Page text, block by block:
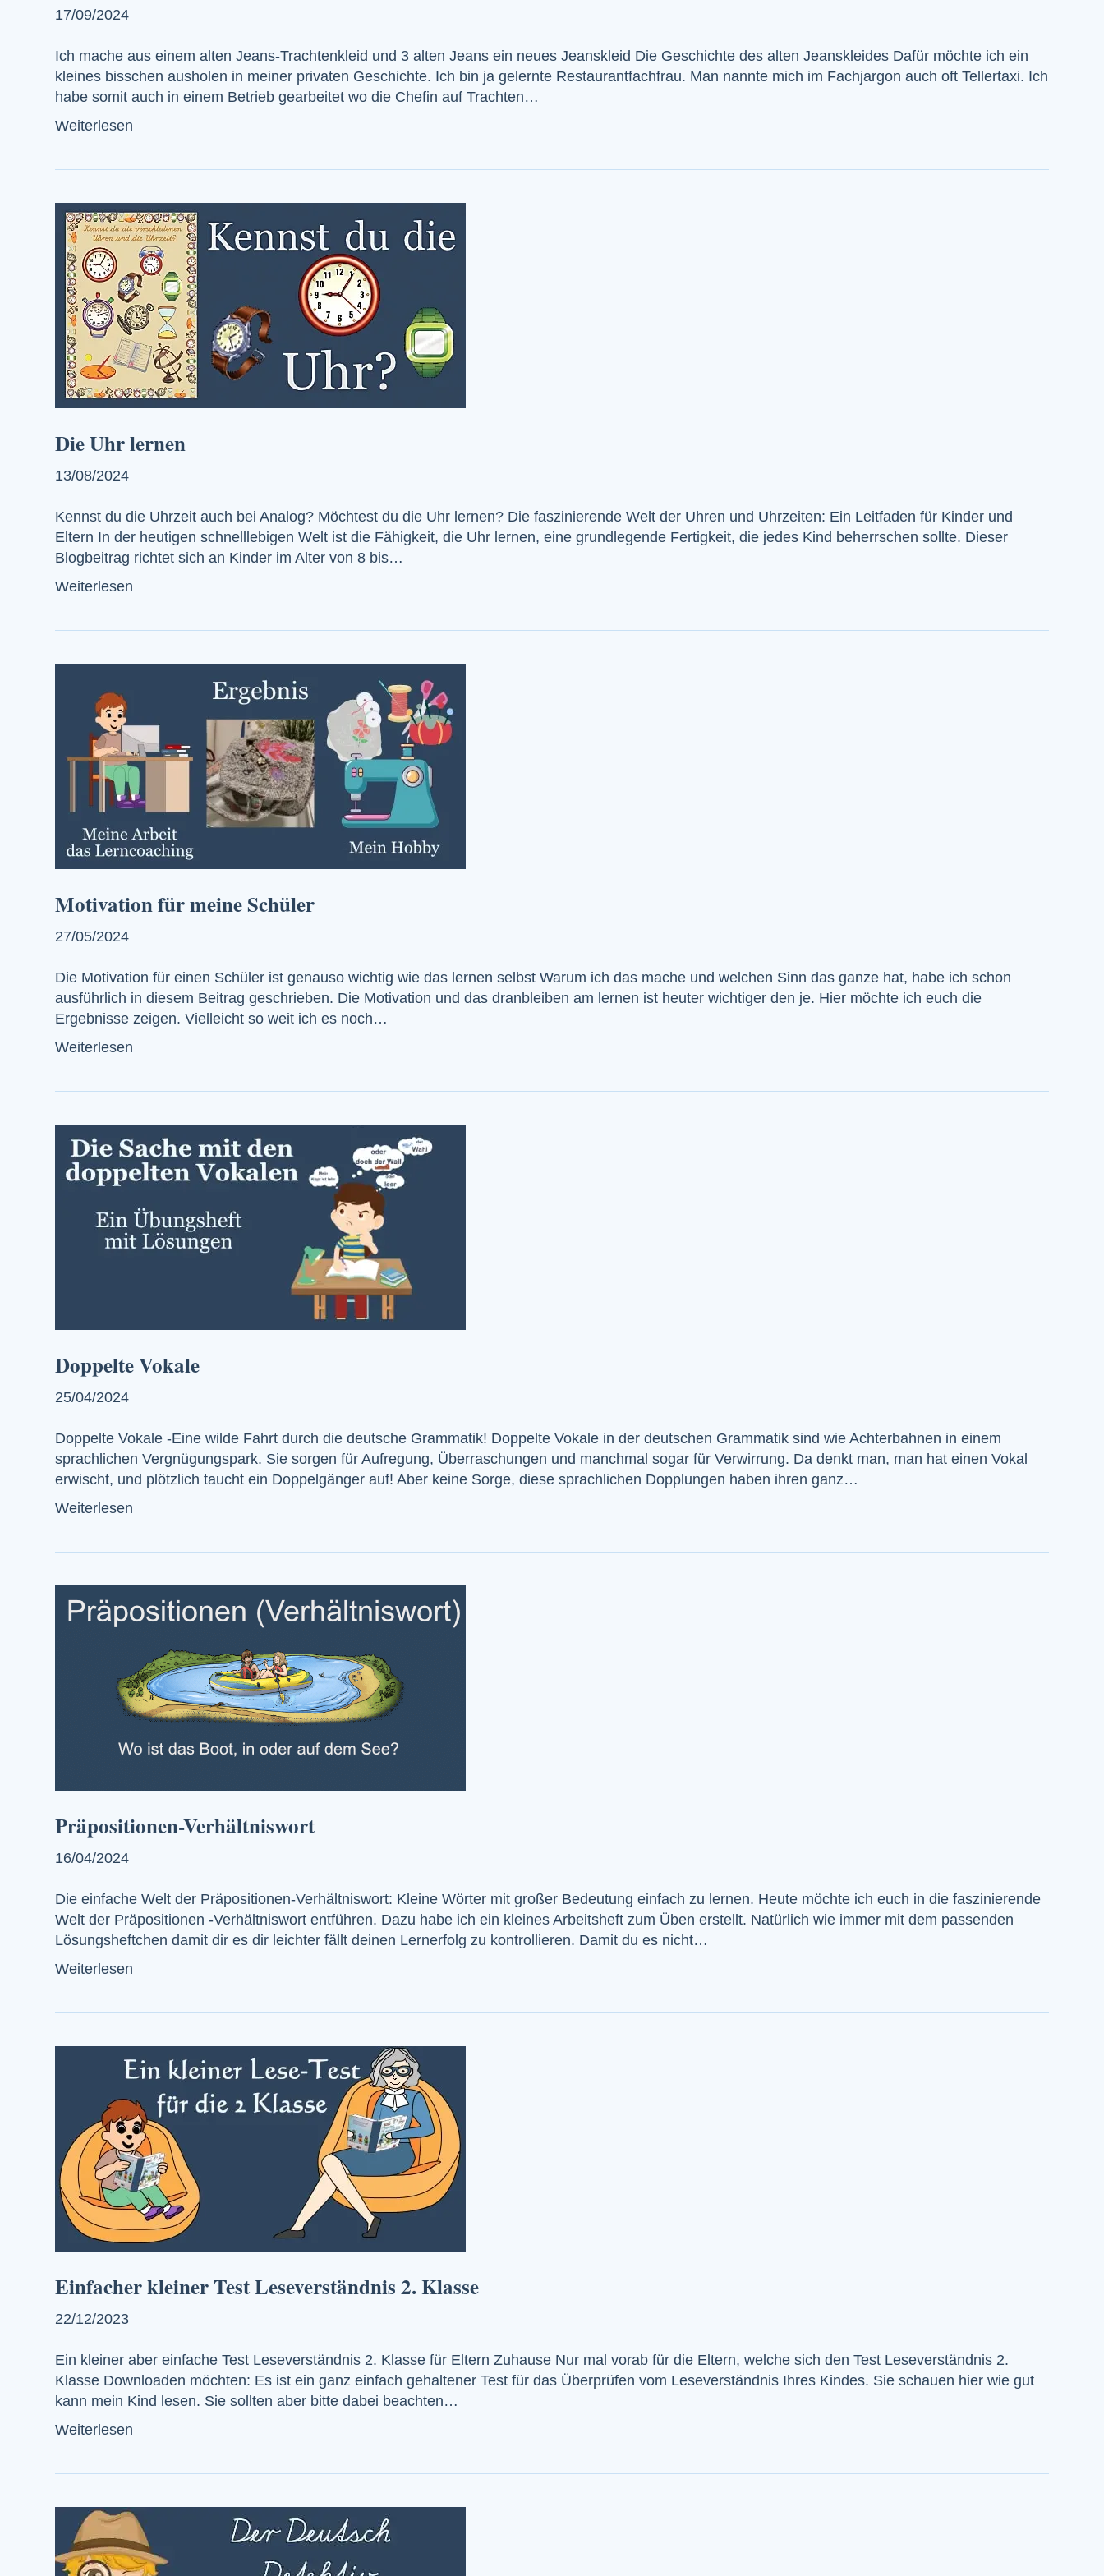
17/09/2024
Ich mache aus einem alten Jeans-Trachtenkleid und 3 alten Jeans ein neues Jeanskleid Die Geschichte des alten Jeanskleides Dafür möchte ich ein
kleines bisschen ausholen in meiner privaten Geschichte. Ich bin ja gelernte Restaurantfachfrau. Man nannte mich im Fachjargon auch oft Tellertaxi. Ich
habe somit auch in einem Betrieb gearbeitet wo die Chefin auf Trachten…
Weiterlesen
Die Uhr lernen
13/08/2024
Kennst du die Uhrzeit auch bei Analog? Möchtest du die Uhr lernen? Die faszinierende Welt der Uhren und Uhrzeiten: Ein Leitfaden für Kinder und
Eltern In der heutigen schnelllebigen Welt ist die Fähigkeit, die Uhr lernen, eine grundlegende Fertigkeit, die jedes Kind beherrschen sollte. Dieser
Blogbeitrag richtet sich an Kinder im Alter von 8 bis…
Weiterlesen
Motivation für meine Schüler
27/05/2024
Die Motivation für einen Schüler ist genauso wichtig wie das lernen selbst Warum ich das mache und welchen Sinn das ganze hat, habe ich schon
ausführlich in diesem Beitrag geschrieben. Die Motivation und das dranbleiben am lernen ist heuter wichtiger den je. Hier möchte ich euch die
Ergebnisse zeigen. Vielleicht so weit ich es noch…
Weiterlesen
Doppelte Vokale
25/04/2024
Doppelte Vokale -Eine wilde Fahrt durch die deutsche Grammatik! Doppelte Vokale in der deutschen Grammatik sind wie Achterbahnen in einem
sprachlichen Vergnügungspark. Sie sorgen für Aufregung, Überraschungen und manchmal sogar für Verwirrung. Da denkt man, man hat einen Vokal
erwischt, und plötzlich taucht ein Doppelgänger auf! Aber keine Sorge, diese sprachlichen Dopplungen haben ihren ganz…
Weiterlesen
Präpositionen-Verhältniswort
16/04/2024
Die einfache Welt der Präpositionen-Verhältniswort: Kleine Wörter mit großer Bedeutung einfach zu lernen. Heute möchte ich euch in die faszinierende
Welt der Präpositionen -Verhältniswort entführen. Dazu habe ich ein kleines Arbeitsheft zum Üben erstellt. Natürlich wie immer mit dem passenden
Lösungsheftchen damit dir es dir leichter fällt deinen Lernerfolg zu kontrollieren. Damit du es nicht…
Weiterlesen
Einfacher kleiner Test Leseverständnis 2. Klasse
22/12/2023
Ein kleiner aber einfache Test Leseverständnis 2. Klasse für Eltern Zuhause Nur mal vorab für die Eltern, welche sich den Test Leseverständnis 2.
Klasse Downloaden möchten: Es ist ein ganz einfach gehaltener Test für das Überprüfen vom Leseverständnis Ihres Kindes. Sie schauen hier wie gut
kann mein Kind lesen. Sie sollten aber bitte dabei beachten…
Weiterlesen